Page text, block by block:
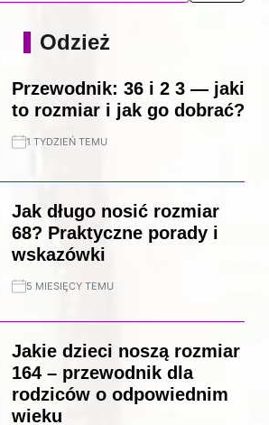
Odzież
Przewodnik: 36 i 2 3 — jaki
to rozmiar i jak go dobrać?
1 TYDZIEŃ TEMU
Jak długo nosić rozmiar
68? Praktyczne porady i
wskazówki
5 MIESIĘCY TEMU
Jakie dzieci noszą rozmiar
164 – przewodnik dla
rodziców o odpowiednim
wieku